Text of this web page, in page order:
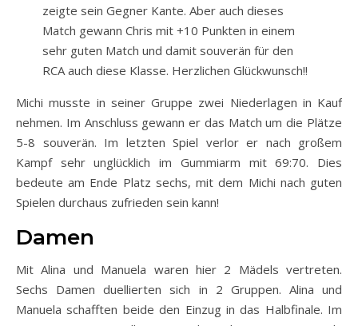
zeigte sein Gegner Kante. Aber auch dieses
Match gewann Chris mit +10 Punkten in einem
sehr guten Match und damit souverän für den
RCA auch diese Klasse. Herzlichen Glückwunsch!!
Michi musste in seiner Gruppe zwei Niederlagen in Kauf
nehmen. Im Anschluss gewann er das Match um die Plätze
5-8 souverän. Im letzten Spiel verlor er nach großem
Kampf sehr unglücklich im Gummiarm mit 69:70. Dies
bedeute am Ende Platz sechs, mit dem Michi nach guten
Spielen durchaus zufrieden sein kann!
Damen
Mit Alina und Manuela waren hier 2 Mädels vertreten.
Sechs Damen duellierten sich in 2 Gruppen. Alina und
Manuela schafften beide den Einzug in das Halbfinale. Im